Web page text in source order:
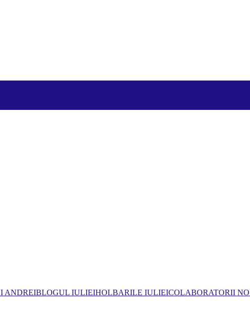
ANDREIBLOGUL IULIEIHOLBARILE IULIEICOLABORATORII